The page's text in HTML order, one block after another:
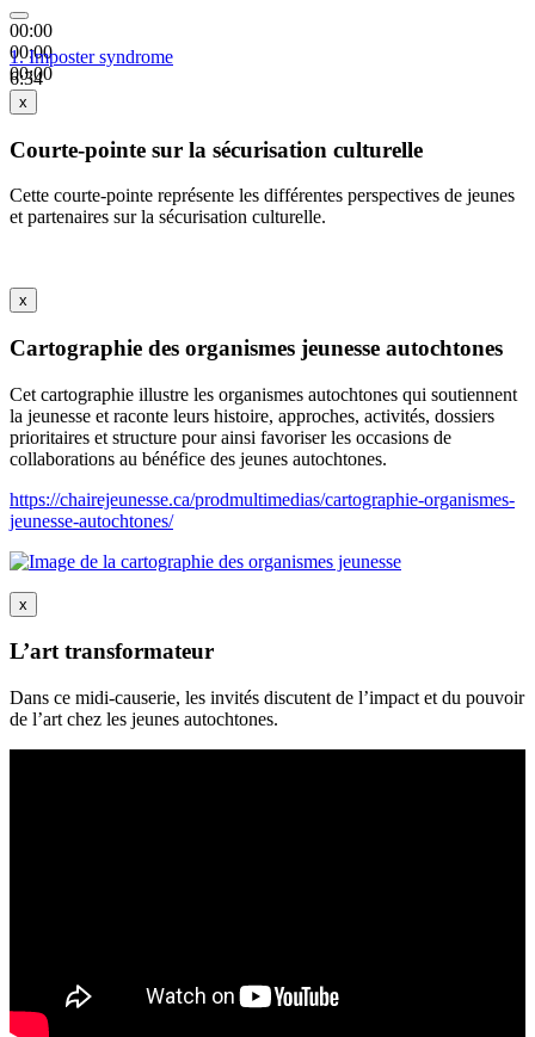
00:00
00:00
00:00
1.Imposter syndrome
6:34
x
Courte-pointe sur la sécurisation culturelle
Cette courte-pointe représente les différentes perspectives de jeunes
et partenaires sur la sécurisation culturelle.
x
Cartographie des organismes jeunesse autochtones
Cet cartographie illustre les organismes autochtones qui soutiennent
la jeunesse et raconte leurs histoire, approches, activités, dossiers
prioritaires et structure pour ainsi favoriser les occasions de
collaborations au bénéfice des jeunes autochtones.
https://chairejeunesse.ca/prodmultimedias/cartographie-organismes-
jeunesse-autochtones/
x
L’art transformateur
Dans ce midi-causerie, les invités discutent de l’impact et du pouvoir
de l’art chez les jeunes autochtones.